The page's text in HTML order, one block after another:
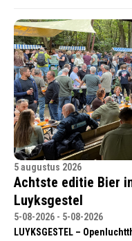
5 augustus 2026
Achtste editie Bier
Luyksgestel
5-08-2026 - 5-08-2026
LUYKSGESTEL –